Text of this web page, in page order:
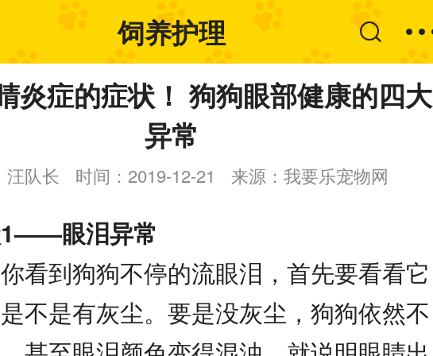
饲养护理
炎症的症状！ 狗狗眼部健康的四大
异常
汪队长 时间：2019-12-21 来源：我要乐宠物网
眼泪异常
看到狗狗不停的流眼泪，首先要看看它
不是有灰尘。要是没灰尘，狗狗依然不